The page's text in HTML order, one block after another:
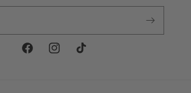
FacebookInstagram
TikTok